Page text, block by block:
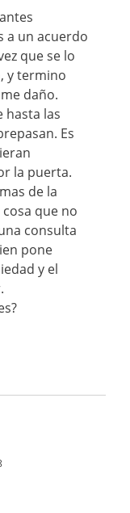
a un acuerdo
que se lo
y termino
daño.
hasta las
Es
la puerta.
de la
que no
consulta
pone
y el